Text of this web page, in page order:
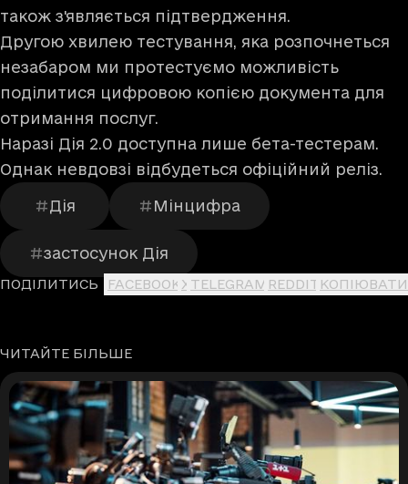
також з'являється підтвердження.
Другою хвилею тестування, яка розпочнеться
незабаром ми протестуємо можливість
поділитися цифровою копією документа для
отримання послуг.
Наразі Дія 2.0 доступна лише бета-тестерам.
Однак невдовзі відбудеться офіційний реліз.
Дія Мінцифра
застосунок Дія
ПОДІЛИТИСЬ FACEBOOK X TELEGRAM REDDIT КОПІЮВАТИ
ЧИТАЙТЕ БІЛЬШЕ